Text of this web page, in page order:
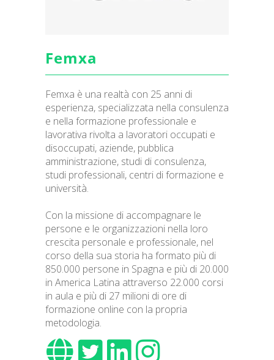
Femxa
Femxa è una realtà con 25 anni di
esperienza, specializzata nella consulenza
e nella formazione professionale e
lavorativa rivolta a lavoratori occupati e
disoccupati, aziende, pubblica
amministrazione, studi di consulenza,
studi professionali, centri di formazione e
università.
Con la missione di accompagnare le
persone e le organizzazioni nella loro
crescita personale e professionale, nel
corso della sua storia ha formato più di
850.000 persone in Spagna e più di 20.000
in America Latina attraverso 22.000 corsi
in aula e più di 27 milioni di ore di
formazione online con la propria
metodologia.